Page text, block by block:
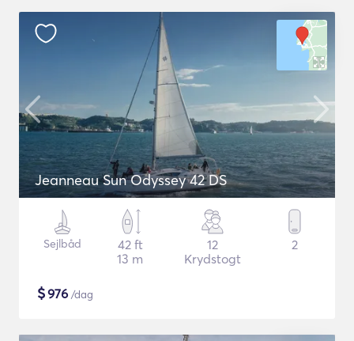
Jeanneau Sun Odyssey 42 DS
Sejlbåd
42 ft
13 m
12
Krydstogt
2
$976 /dag